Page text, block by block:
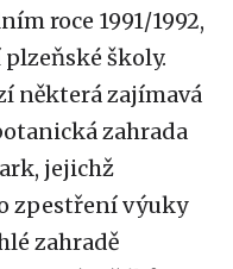
roce 1991/1992,
školy.
některá zajímavá
zahrada
jejichž
zpestření výuky
zahradě